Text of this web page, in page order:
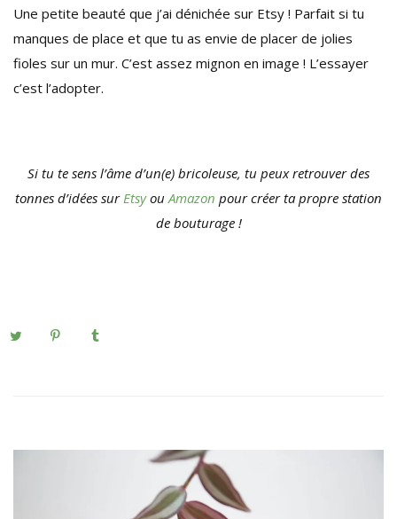
Une petite beauté que j’ai dénichée sur Etsy ! Parfait si tu
manques de place et que tu as envie de placer de jolies
fioles sur un mur. C’est assez mignon en image ! L’essayer
c’est l’adopter.
Si tu te sens l’âme d’un(e) bricoleuse, tu peux retrouver des
tonnes d’idées sur Etsyou Amazon pour créer ta propre station
de bouturage !